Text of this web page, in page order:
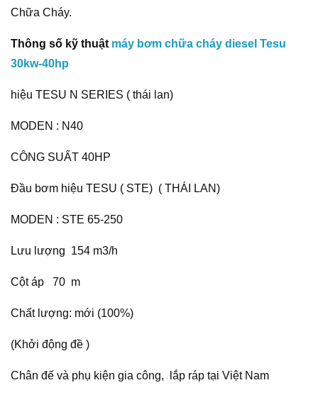
Chữa Cháy.
Thông số kỹ thuật máy bơm chữa cháy diesel Tesu
30kw-40hp
hiệu TESU N SERIES ( thái lan)
MODEN : N40
CÔNG SUẤT 40HP
Đầu bơm hiệu TESU ( STE) ( THÁI LAN)
MODEN : STE 65-250
Lưu lượng 154 m3/h
Cột áp 70 m
Chất lượng: mới (100%)
(Khởi động đề )
Chân đế và phụ kiện gia công, lắp ráp tại Việt Nam